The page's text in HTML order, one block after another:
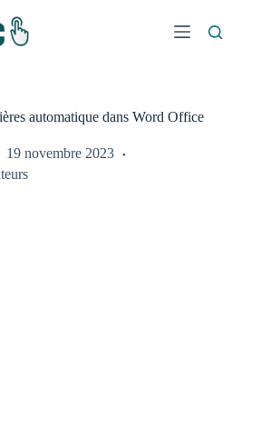
automatique dans Word Office
19 novembre 2023